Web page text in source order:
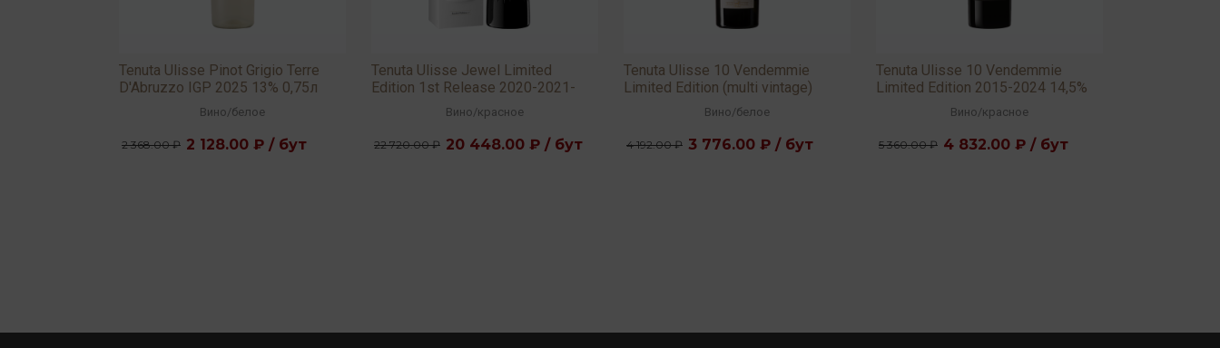
Tenuta Ulisse Pinot Grigio Terre
D'Abruzzo IGP 2025 13% 0,75л
Вино/белое
2 368.00 ₽ 2 128.00 ₽ / бут
Tenuta Ulisse Jewel Limited
Edition 1st Release 2020-2021-
2022 15,5% 0,75л
Вино/красное
22 720.00 ₽ 20 448.00 ₽ / бут
Tenuta Ulisse 10 Vendemmie
Limited Edition (multi vintage)
Вино/белое
4 192.00 ₽ 3 776.00 ₽ / бут
Tenuta Ulisse 10 Vendemmie
Limited Edition 2015-2024 14,5%
Вино/красное
5 360.00 ₽ 4 832.00 ₽ / бут